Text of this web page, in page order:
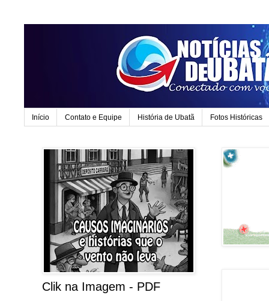
Início Contato e Equipe História de Ubatã Fotos Históricas
Clik na Imagem - PDF